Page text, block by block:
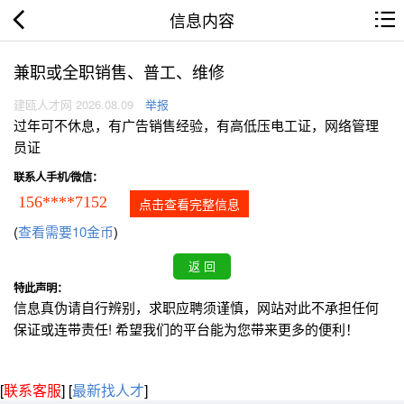
信息内容
兼职或全职销售、普工、维修
建瓯人才网 2026.08.09 举报
过年可不休息，有广告销售经验，有高低压电工证，网络管理
员证
联系人手机/微信：
156****7152 点击查看完整信息
(查看需要10金币)
特此声明：
信息真伪请自行辨别，求职应聘须谨慎，网站对此不承担任何
保证或连带责任! 希望我们的平台能为您带来更多的便利！
[联系客服] [最新找人才]